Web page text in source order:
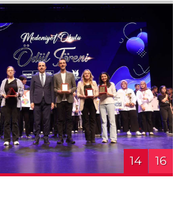
14 16